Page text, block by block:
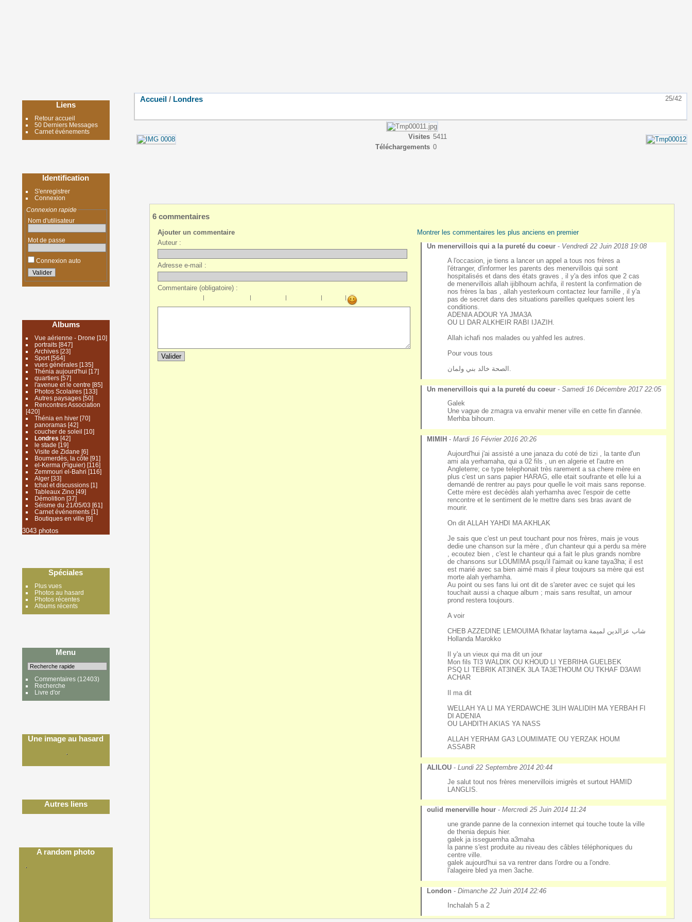
Liens
Retour accueil
50 Derniers Messages
Carnet événements
Identification
S'enregistrer
Connexion
Connexion rapide
Nom d'utilisateur
Mot de passe
Connexion auto
Albums
Vue aérienne - Drone [10]
portraits[847]
Archives [23]
Sport[564]
vues générales[135]
Thénia aujourd'hui [17]
quartiers[57]
l'avenue et le centre [85]
Photos Scolaires[133]
Autres paysages[50]
Rencontres Association
[420]
Thénia en hiver[70]
panoramas[42]
coucher de soleil [10]
Londres [42]
le stade [19]
Visite de Zidane [6]
Boumerdès, la côte [91]
el-Kerma (Figuier)[116]
Zemmouri el-Bahri [116]
Alger[33]
tchat et discussions[1]
Tableaux Zino[49]
Démolition [37]
Séisme du 21/05/03 [61]
Carnet événements[1]
Boutiques en ville [9]
3043 photos
Spéciales
Plus vues
Photos au hasard
Photos récentes
Albums récents
Menu
Commentaires(12403)
Recherche
Livre d'or
Une image au hasard
Autres liens
A random photo
Accueil / Londres 25/42
Visites 5411
Téléchargements 0
6 commentaires
Ajouter un commentaire
Auteur :
Adresse e-mail :
Commentaire (obligatoire) :
| | | | |
Montrer les commentaires les plus anciens en premier
Un menervillois qui a la pureté du coeur - Vendredi 22 Juin 2018 19:08
A l'occasion, je tiens a lancer un appel a tous nos frères a
l'étranger, d'informer les parents des menervillois qui sont
hospitalisés et dans des états graves , il y'a des infos que 2 cas
de menervillois allah ijiblhoum achifa, il restent la confirmation de
nos frères la bas , allah yesterkoum contactez leur famille , il y'a
pas de secret dans des situations pareilles quelques soient les
conditions.
ADENIA ADOUR YA JMA3A
OU LI DAR ALKHEIR RABI IJAZIH.
Allah ichafi nos malades ou yahfed les autres.
Pour vous tous
Un menervillois qui a la pureté du coeur -Samedi 16 Décembre 2017 22:05
Galek
Une vague de zmagra va envahir mener ville en cette fin d'année.
Merhba bihoum.
MIMIH -Mardi 16 Février 2016 20:26
Aujourd'hui j'ai assisté a une janaza du coté de tizi , la tante d'un
ami ala yerhamaha, qui a 02 fils , un en algerie et l'autre en
Angleterre; ce type telephonait très rarement a sa chere mère en
plus c'est un sans papier HARAG, elle etait soufrante et elle lui a
demandé de rentrer au pays pour quelle le voit mais sans reponse.
Cette mère est decèdès alah yerhamha avec l'espoir de cette
rencontre et le sentiment de le mettre dans ses bras avant de
mourir.
On dit ALLAH YAHDI MA AKHLAK
Je sais que c'est un peut touchant pour nos frères, mais je vous
dedie une chanson sur la mère , d'un chanteur qui a perdu sa mère
, ecoutez bien , c'est le chanteur qui a fait le plus grands nombre
de chansons sur LOUMIMA psqu'il l'aimait ou kane taya3ha; il est
est marié avec sa bien aimé mais il pleur toujours sa mère qui est
morte alah yerhamha.
Au point ou ses fans lui ont dit de s'areter avec ce sujet qui les
touchait aussi a chaque album ; mais sans resultat, un amour
prond restera toujours.
A voir
CHEB AZZEDINE LEMOUIMA fkhatar laytama شاب عزالدين لميمة
Hollanda Marokko
Il y'a un vieux qui ma dit un jour
Mon fils TI3 WALDIK OU KHOUD LI YEBRIHA GUELBEK
PSQ LI TEBRIK AT3INEK 3LA TA3ETHOUM OU TKHAF D3AWI
ACHAR
Il ma dit
WELLAH YA LI MA YERDAWCHE 3LIH WALIDIH MA YERBAH FI
DI ADENIA
OU LAHDITH AKIAS YA NASS
ALLAH YERHAM GA3 LOUMIMATE OU YERZAK HOUM
ASSABR
ALILOU -Lundi 22 Septembre 2014 20:44
Je salut tout nos frères menervillois imigrès et surtout HAMID
LANGLIS.
oulid menerville hour -Mercredi 25 Juin 2014 11:24
une grande panne de la connexion internet qui touche toute la ville
de thenia depuis hier.
galek ja isseguemha a3maha
la panne s'est produite au niveau des câbles téléphoniques du
centre ville.
galek aujourd'hui sa va rentrer dans l'ordre ou a l'ondre.
l'alageire bled ya men 3ache.
London -Dimanche 22 Juin 2014 22:46
Inchalah 5 a 2